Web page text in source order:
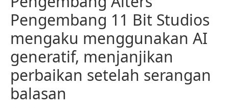
Pengembang 11 Bit Studios
mengaku menggunakan AI
generatif, menjanjikan
perbaikan setelah serangan
balasan